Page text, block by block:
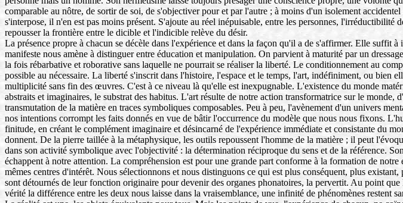
comparable au nôtre, de sortir de soi, de s'objectiver pour et par l'autre ; à moins d'un isolement
s'interpose, il n'en est pas moins présent. S'ajoute au réel inépuisable, entre les personnes,
repousser la frontière entre le dicible et l'indicible relève du désir.
La présence propre à chacun se décèle dans l'expérience et dans la façon qu'il a de s'affirmer. Elle suffit
manifeste nous amène à distinguer entre éducation et manipulation. On parvient à maturité par un
la fois rébarbative et roborative sans laquelle ne pourrait se réaliser la liberté. Le conditionnement au
possible au nécessaire. La liberté s'inscrit dans l'histoire, l'espace et le temps, l'art, indéfiniment, ou bien
multiplicité sans fin des œuvres. C'est à ce niveau là qu'elle est inexpugnable. L'existence du monde
abstraits et imaginaires, le substrat des habitus. L'art résulte de notre action transformatrice sur le
transmutation de la matière en traces symboliques composables. Peu à peu, l'avènement d'un univers
nos intentions corrompt les faits donnés en vue de bâtir l'occurrence du modèle que nous nous fixons.
finitude, en créant le complément imaginaire et désincarné de l'expérience immédiate et consistante du
donnent. De la pierre taillée à la métaphysique, les outils repoussent l'homme de la matière ; il peut
dans son activité symbolique avec l'objectivité : la détermination réciproque du sens et de la référence.
échappent à notre attention. La compréhension est pour une grande part conforme à la formation de
mêmes centres d'intérêt. Nous sélectionnons et nous distinguons ce qui est plus conséquent, plus
sont détournés de leur fonction originaire pour devenir des organes phonatoires, la pervertit. Au point
vérité la différence entre les deux nous laisse dans la vraisemblance, une infinité de phénomènes restent